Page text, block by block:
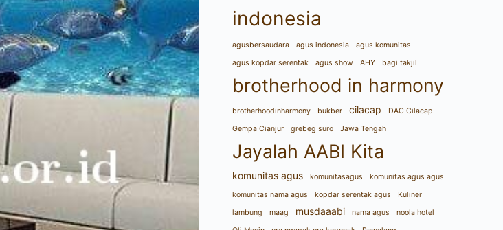
indonesia
agusbersaudara agus indonesia
agus komunitas
agus kopdar serentak
agus show AHY bagi takjil
brotherhood in harmony
brotherhoodinharmony bukber cilacap
DAC Cilacap
Gempa Cianjur
grebeg suro Jawa Tengah
Jayalah AABI Kita
komunitas agus komunitasagus
komunitas agus agus
komunitas nama agus
kopdar serentak agus
Kuliner
lambung
maag musdaaabi nama agus
noola hotel